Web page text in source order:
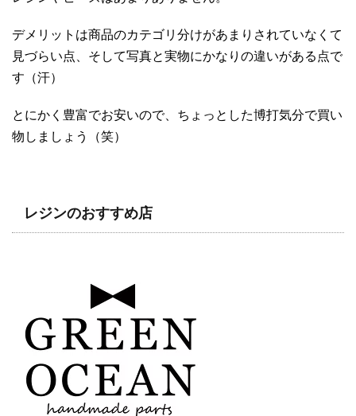
デメリットは商品のカテゴリ分けがあまりされていなくて
見づらい点、そして写真と実物にかなりの違いがある点で
す（汗）
とにかく豊富でお安いので、ちょっとした博打気分で買い
物しましょう（笑）
レジンのおすすめ店